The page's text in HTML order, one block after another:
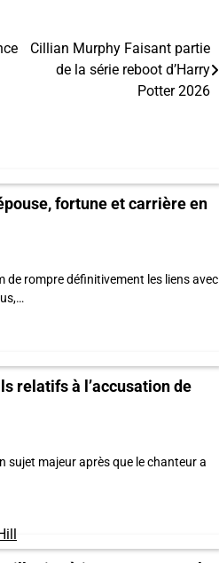
Cillian Murphy Faisant partie
de la série reboot d’Harry
Potter 2026
fortune et carrière en
de rompre définitivement les liens avec
relatifs à l’accusation de
sujet majeur après que le chanteur a